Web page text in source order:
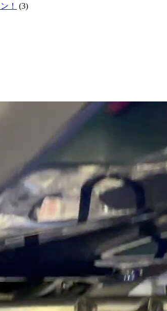
！
(3)